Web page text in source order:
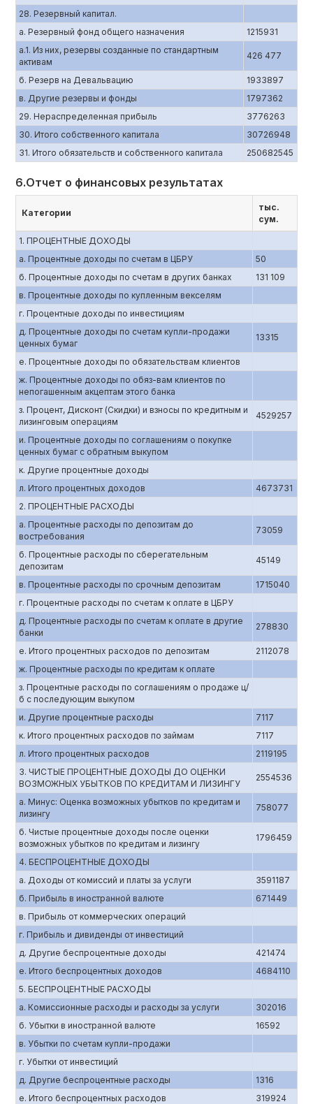
28. Резервный капитал.
а. Резервный фонд общего назначения
1215931
а.1. Из них, резервы созданные по стандартным
активам
426 477
б. Резерв на Девальвацию
1933897
в. Другие резервы и фонды
1797362
29. Нераспределенная прибыль
3776263
30. Итого собственного капитала
30726948
31. Итого обязательств и собственного капитала
250682545
6.Отчет о финансовых результатах
Категории
тыс.
сум.
1. ПРОЦЕНТНЫЕ ДОХОДЫ
a. Процентные доходы по счетам в ЦБРУ
50
б. Процентные доходы по счетам в других банках
131 109
в. Процентные доходы по купленным векселям
г. Процентные доходы по инвестициям
д. Процентные доходы по счетам купли-продажи
ценных бумаг
13315
е. Процентные доходы по обязательствам клиентов
ж. Процентные доходы по обяз-вам клиентов по
непогашенным акцептам этого банка
з. Процент, Дисконт (Скидки) и взносы по кредитным и
лизинговым операциям
4529257
и. Процентные доходы по соглашениям о покупке
ценных бумаг с обратным выкупом
к. Другие процентные доходы
л. Итого процентных доходов
4673731
2. ПРОЦЕНТНЫЕ РАСХОДЫ
а. Процентные расходы по депозитам до
востребования
73059
б. Процентные расходы по сберегательным
депозитам
45149
в. Процентные расходы по срочным депозитам
1715040
г. Процентные расходы по счетам к оплате в ЦБРУ
д. Процентные расходы по счетам к оплате в другие
банки
278830
е. Итого процентных расходов по депозитам
2112078
ж. Процентные расходы по кредитам к оплате
з. Процентные расходы по соглашениям о продаже ц/
б с последующим выкупом
и. Другие процентные расходы
7117
к. Итого процентных расходов по займам
7117
л. Итого процентных расходов
2119195
3. ЧИСТЫЕ ПРОЦЕНТНЫЕ ДОХОДЫ ДО ОЦЕНКИ
ВОЗМОЖНЫХ УБЫТКОВ ПО КРЕДИТАМ И ЛИЗИНГУ
2554536
а. Минус: Оценка возможных убытков по кредитам и
лизингу
758077
б. Чистые процентные доходы после оценки
возможных убытков по кредитам и лизингу
1796459
4. БЕСПРОЦЕНТНЫЕ ДОХОДЫ
а. Доходы от комиссий и платы за услуги
3591187
б. Прибыль в иностранной валюте
671449
в. Прибыль от коммерческих операций
г. Прибыль и дивиденды от инвестиций
д. Другие беспроцентные доходы
421474
е. Итого беспроцентных доходов
4684110
5. БЕСПРОЦЕНТНЫЕ РАСХОДЫ
а. Комиссионные расходы и расходы за услуги
302016
б. Убытки в иностранной валюте
16592
в. Убытки по счетам купли-продажи
г. Убытки от инвестиций
д. Другие беспроцентные расходы
1316
е. Итого беспроцентных расходов
319924